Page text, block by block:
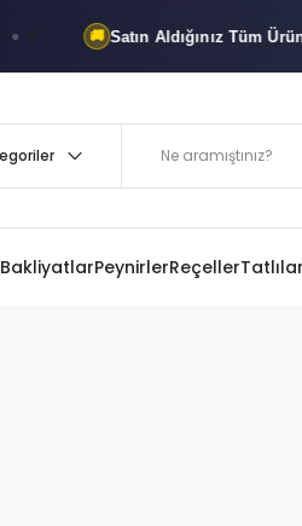
Satın Aldığınız Tüm Ürünler
BakliyatlarPeynirlerReçellerTatlılar